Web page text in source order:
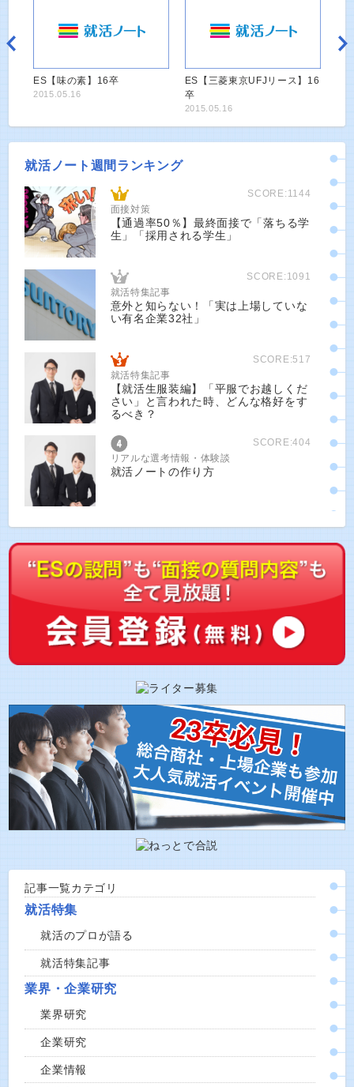
ES【味の素】16卒
2015.05.16
ES【三菱東京UFJリース】16
卒
2015.05.16
就活ノート週間ランキング
SCORE:1144
面接対策
【通過率50％】最終面接で「落ちる学
生」「採用される学生」
SCORE:1091
就活特集記事
意外と知らない！「実は上場していな
い有名企業32社」
SCORE:517
就活特集記事
【就活生服装編】「平服でお越しくだ
さい」と言われた時、どんな格好をす
るべき？
SCORE:404
リアルな選考情報・体験談
就活ノートの作り方
記事一覧カテゴリ
就活特集
就活のプロが語る
就活特集記事
業界・企業研究
業界研究
企業研究
企業情報